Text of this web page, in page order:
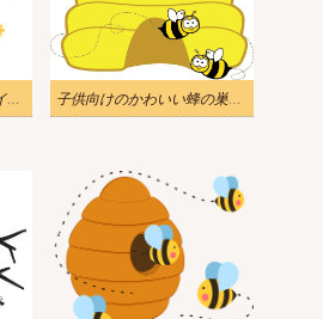
子供の背景用の蜂の巣のイラスト 子供向けのかわいい蜂の巣のイラスト